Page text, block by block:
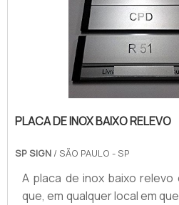
destacar uma empresa,
produto, o totem permite
visibilidade, com ou sem
podendo, ainda, ser.
PLACA DE INOX BAIXO RELEVO
SP SIGN / SÃO PAULO - SP
A placa de inox baixo relevo
que, em qualquer local em